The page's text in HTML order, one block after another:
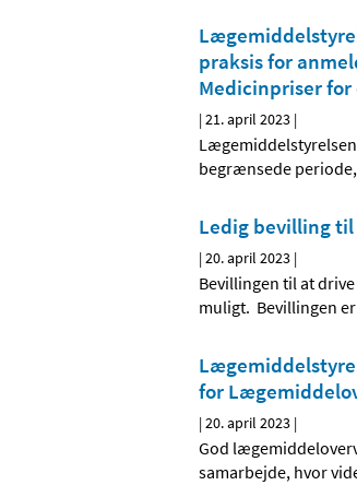
praksis for
Medicinpriser
|21. april 2023 |
begrænsede
Ledig bevilling til
|20. april 2023 |
Bevillingen til at
muligt. Bevillingen
for
|20. april 2023 |
God
samarbejde, hvor